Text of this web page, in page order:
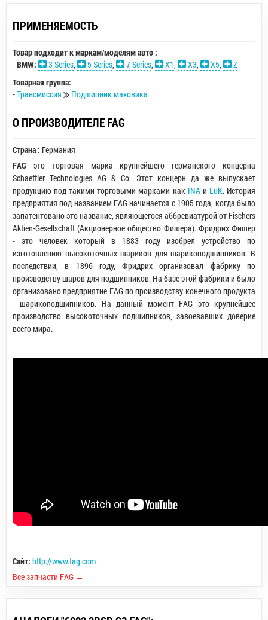
ПРИМЕНЯЕМОСТЬ
Товар подходит к маркам/моделям авто :
-BMW: 3 Series, 5 Series, 7 Series, X1, X3, X5,
Z
Товарная группа:
-Трансмиссия Подшипник маховика
О ПРОИЗВОДИТЕЛЕ FAG
Страна : Германия
FAG это торговая марка крупнейшего германского концерна
Schaeffler Technologies AG & Co. Этот концерн да же выпускает
продукцию под такими торговыми марками как INAи LuK. История
предприятия под названием FAG начинается с 1905 года, когда было
запатентовано это название, являющегося аббревиатурой от Fischers
Aktien-Gesellschaft (Акционерное общество Фишера). Фридрих Фишер
- это человек который в 1883 году изобрел устройство по
изготовлению высокоточных шариков для шарикоподшипников. В
последствии,в 1896 году, Фридрих организовал фабрику по
производству шаров для подшипников. На базе этой фабрики и было
организовано предприятие FAG по производству конечного продукта
- шарикоподшипников. На данный момент FAG это крупнейшее
производство высокоточных подшипников, завоевавших доверие
всего мира.
Сайт: http://www.fag.com
Все запчасти FAG →